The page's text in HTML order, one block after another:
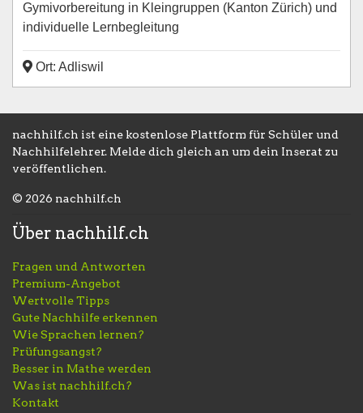
Gymivorbereitung in Kleingruppen (Kanton Zürich) und
individuelle Lernbegleitung
Ort: Adliswil
nachhilf.ch ist eine kostenlose Plattform für Schüler und
Nachhilfelehrer. Melde dich gleich an um dein Inserat zu
veröffentlichen.
© 2026 nachhilf.ch
Über nachhilf.ch
Fragen und Antworten
Premium-Angebot
Wertvolle Tipps
Gute Nachhilfe erkennen
Wie Sprachen lernen?
Prüfungsangst?
Besser in Mathe werden
Was ist nachhilf.ch?
Kontakt